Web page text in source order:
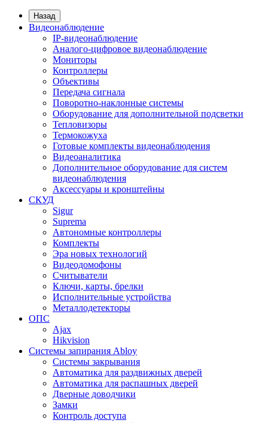
Назад
Видеонаблюдение
IP-видеонаблюдение
Аналого-цифровое видеонаблюдение
Мониторы
Контроллеры
Объективы
Передача сигнала
Поворотно-наклонные системы
Оборудование для дополнительной подсветки
Тепловизоры
Термокожуха
Готовые комплекты видеонаблюдения
Видеоаналитика
Дополнительное оборудование для систем
видеонаблюдения
Аксессуары и кронштейны
СКУД
Sigur
Suprema
Автономные контроллеры
Комплекты
Эра новых технологий
Видеодомофоны
Считыватели
Ключи, карты, брелки
Исполнительные устройства
Металлодетекторы
ОПС
Ajax
Hikvision
Системы запирания Abloy
Cистемы закрывания
Автоматика для раздвижных дверей
Автоматика для распашных дверей
Дверные доводчики
Замки
Контроль доступа